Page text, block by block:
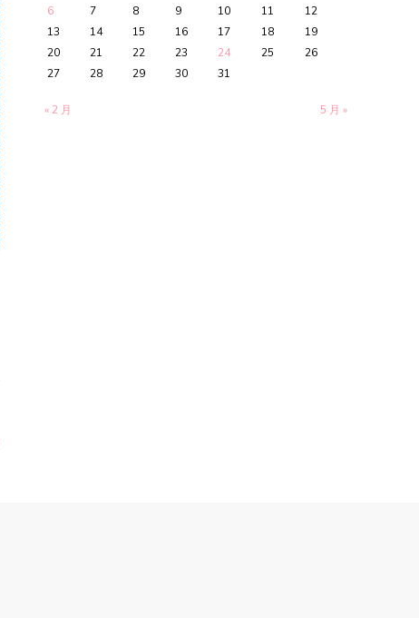
6
7 8 9 10 11
12
13
14 15 16 17 18
19
20
21 22 23 24 25
26
27
28 29 30 31
« 2 月 5 月 »